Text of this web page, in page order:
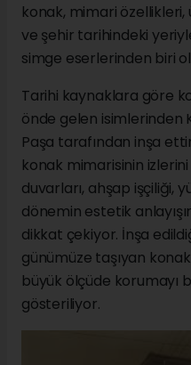
konak, mimari
ve şehir tarihindeki
simge eserlerinden biri
Tarihi kaynaklara göre
önde gelen isimlerinden
Paşa tarafından inşa
konak mimarisinin
duvarları, ahşap işçiliği,
dönemin estetik
dikkat çekiyor. İnşa
günümüze taşıyan
büyük ölçüde korumayı
gösteriliyor.